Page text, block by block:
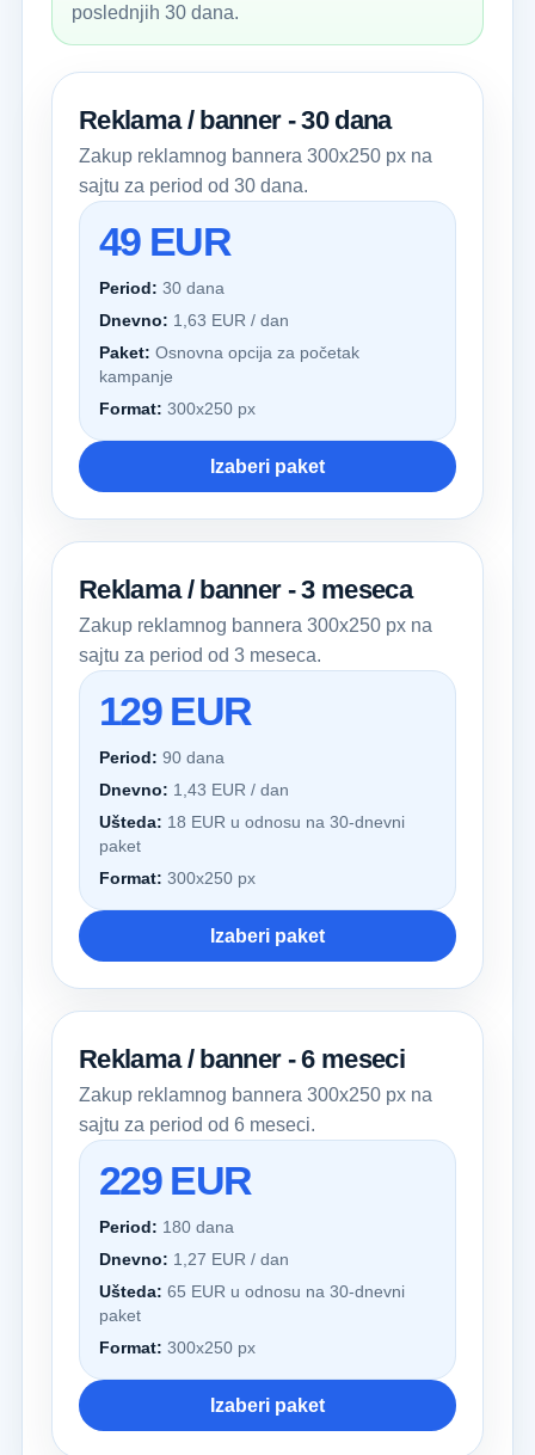
poslednjih 30 dana.
Reklama / banner - 30 dana
Zakup reklamnog bannera 300x250 px na
sajtu za period od 30 dana.
49 EUR
Period: 30 dana
Dnevno: 1,63 EUR / dan
Paket: Osnovna opcija za početak
kampanje
Format: 300x250 px
Izaberi paket
Reklama / banner - 3 meseca
Zakup reklamnog bannera 300x250 px na
sajtu za period od 3 meseca.
129 EUR
Period: 90 dana
Dnevno: 1,43 EUR / dan
Ušteda: 18 EUR u odnosu na 30-dnevni
paket
Format: 300x250 px
Izaberi paket
Reklama / banner - 6 meseci
Zakup reklamnog bannera 300x250 px na
sajtu za period od 6 meseci.
229 EUR
Period: 180 dana
Dnevno: 1,27 EUR / dan
Ušteda: 65 EUR u odnosu na 30-dnevni
paket
Format: 300x250 px
Izaberi paket